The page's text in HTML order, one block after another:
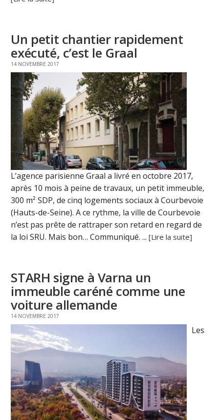
Un petit chantier rapidement
exécuté, c’est le Graal
14 NOVEMBRE 2017
L’agence parisienne Graal a livré en octobre 2017,
après 10 mois à peine de travaux, un petit immeuble,
300 m² SDP, de cinq logements sociaux à Courbevoie
(Hauts-de-Seine). A ce rythme, la ville de Courbevoie
n’est pas prête de rattraper son retard en regard de
la loi SRU. Mais bon… Communiqué. ...[Lire la suite]
STARH signe à Varna un
immeuble caréné comme une
voiture allemande
14 NOVEMBRE 2017
Les